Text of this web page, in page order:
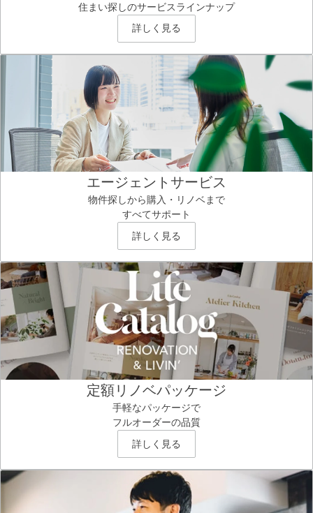
住まい探しのサービスラインナップ
詳しく見る
エージェントサービス
物件探しから購入・リノベまで
すべてサポート
詳しく見る
定額リノベパッケージ
手軽なパッケージで
フルオーダーの品質
詳しく見る